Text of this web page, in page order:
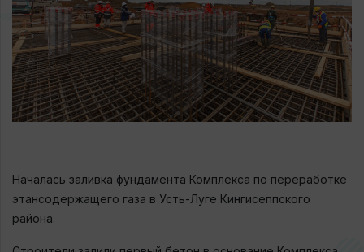
Началась заливка фундамента Комплекса по переработке
этансодержащего газа в Усть-Луге Кингисеппского
района.